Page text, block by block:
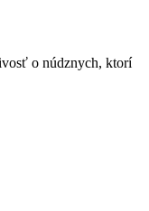
o núdznych, ktorí